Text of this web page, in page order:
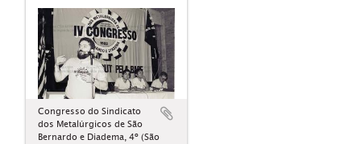
Congresso do Sindicato
dos Metalúrgicos de São
Bernardo e Diadema, 4º (São